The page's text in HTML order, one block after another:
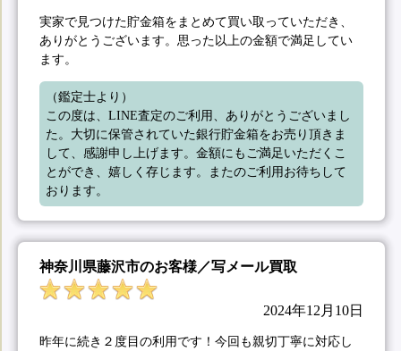
実家で見つけた貯金箱をまとめて買い取っていただき、
ありがとうございます。思った以上の金額で満足してい
ます。
（鑑定士より）
この度は、LINE査定のご利用、ありがとうございまし
た。大切に保管されていた銀行貯金箱をお売り頂きま
して、感謝申し上げます。金額にもご満足いただくこ
とができ、嬉しく存じます。またのご利用お待ちして
おります。
神奈川県藤沢市のお客様／写メール買取
2024年12月10日
昨年に続き２度目の利用です！今回も親切丁寧に対応し